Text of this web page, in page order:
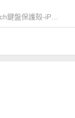
資訊-2026 6月短促-羅技Combo Touch鍵盤保護殼-iPad Air 13吋專用 6/29-9/27